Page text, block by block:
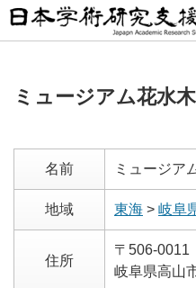
ミュージアム花水木
名前 ミュージア
地域 東海 > 岐阜
住所
〒506-0011
岐阜県高山